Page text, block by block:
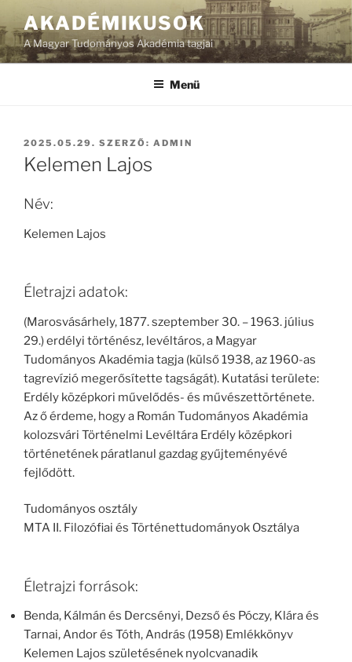
AKADÉMIKUSOK
A Magyar Tudományos Akadémia tagjai
Menü
BEKÜLDVE:
2025.05.29. SZERZŐ: ADMIN
Kelemen Lajos
Név:
Kelemen Lajos
Életrajzi adatok:
(Marosvásárhely, 1877. szeptember 30. – 1963. július
29.) erdélyi történész, levéltáros, a Magyar
Tudományos Akadémia tagja (külső 1938, az 1960-as
tagrevízió megerősítette tagságát). Kutatási területe:
Erdély középkori művelődés- és művészettörténete.
Az ő érdeme, hogy a Román Tudományos Akadémia
kolozsvári Történelmi Levéltára Erdély középkori
történetének páratlanul gazdag gyűjteményévé
fejlődött.
Tudományos osztály
MTA II. Filozófiai és Történettudományok Osztálya
Életrajzi források:
Benda, Kálmán és Dercsényi, Dezső és Póczy, Klára és
Tarnai, Andor és Tóth, András (1958) Emlékkönyv
Kelemen Lajos születésének nyolcvanadik